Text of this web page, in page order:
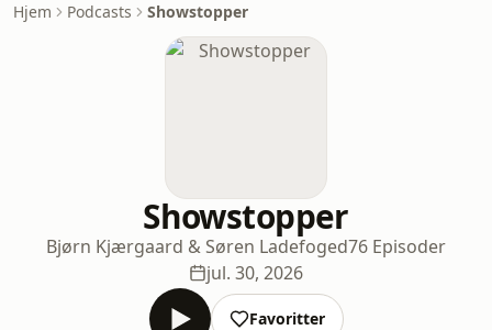
Hjem Podcasts Showstopper
Showstopper
Bjørn Kjærgaard & Søren Ladefoged76 Episoder
jul. 30, 2026
Favoritter